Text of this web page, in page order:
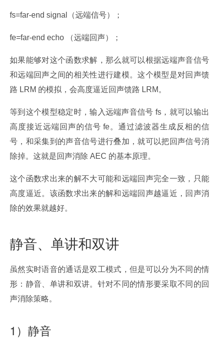
fs=far-end signal（远端信号）；
fe=far-end echo （远端回声）；
如果能够对这个函数求解，那么就可以根据远端声音信号
和远端回声之间的相关性进行建模。这个模型是对回声馈
路 LRM 的模拟，会高度逼近回声馈路 LRM。
等到这个模型稳定时，输入远端声音信号 fs，就可以输出
高度接近远端回声的信号 fe。通过滤波器生成反相的信
号，和采集到的声音信号进行叠加，就可以把回声信号消
除掉。这就是回声消除 AEC 的基本原理。
这个函数求出来的解不大可能和远端回声完全一致，只能
高度逼近。该函数求出来的解和远端回声越逼近，回声消
除的效果就越好。
静音、单讲和双讲
虽然实时语音的通话是双工模式，但是可以分为不同的情
形：静音、单讲和双讲。针对不同的情形要采取不同的回
声消除策略。
1）静音